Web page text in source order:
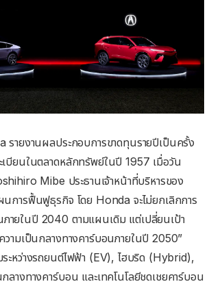
รายงานผลประกอบการขาดทุนรายปีเป็นครั้ง
เบียนในตลาดหลักทรัพย์ในปี 1957 เมื่อวัน
Mibe ประธานเจ้าหน้าที่บริหารของ
การฟื้นฟูธุรกิจ โดย Honda จะไม่ยกเลิกการ
ายในปี 2040 ตามแผนเดิม แต่เปลี่ยนเป้า
วามเป็นกลางทางคาร์บอนภายในปี 2050”
ะหว่างรถยนต์ไฟฟ้า (EV), ไฮบริด (Hybrid),
ลางทางคาร์บอน และเทคโนโลยีชดเชยคาร์บอน